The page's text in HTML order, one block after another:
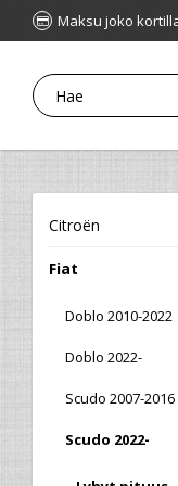
Maksu joko
Citroën
Fiat
Doblo 2010-2022
Doblo 2022-
Scudo 2007-2016
Scudo 2022-